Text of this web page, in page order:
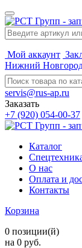
Мой аккаунт
Нижний
servis@rus-ap.ru
Заказать
+7 (920) 054-00-37
Каталог
О нас
Оплата и
Контакты
Корзина
0 позиции(й)
на 0 руб.